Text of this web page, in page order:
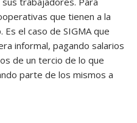
que tienen a la
el caso de SIGMA que
informal, pagando salarios
de un tercio de lo que
parte de los mismos a